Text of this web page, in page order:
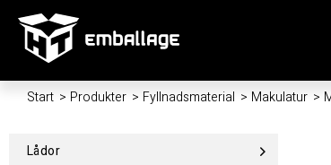
Start / Produkter / Fyllnadsmaterial / Makulatur /
Lådor